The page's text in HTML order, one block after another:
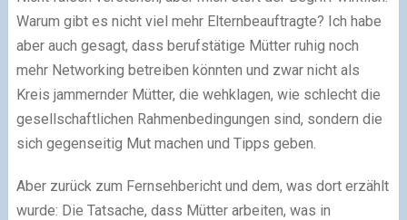
Warum gibt es nicht viel mehr Elternbeauftragte? Ich habe
aber auch gesagt, dass berufstätige Mütter ruhig noch
mehr Networking betreiben könnten und zwar nicht als
Kreis jammernder Mütter, die wehklagen, wie schlecht die
gesellschaftlichen Rahmenbedingungen sind, sondern die
sich gegenseitig Mut machen und Tipps geben.
Aber zurück zum Fernsehbericht und dem, was dort erzählt
wurde: Die Tatsache, dass Mütter arbeiten, was in